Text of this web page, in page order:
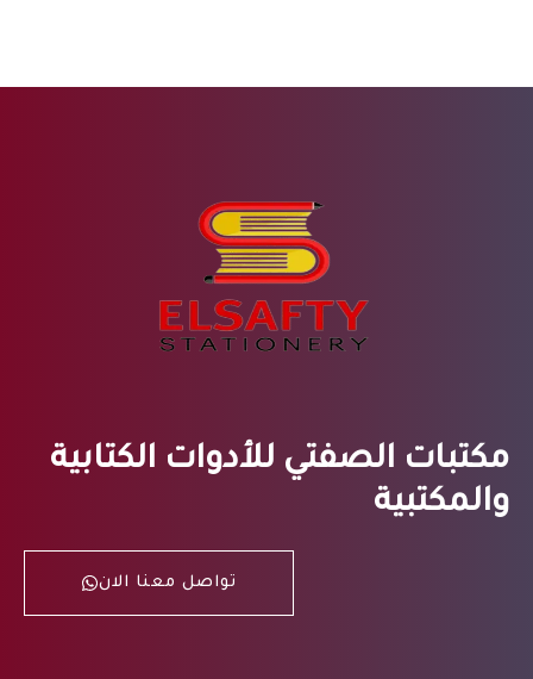
مكتبات الصفتي للأدوات الكتابية
والمكتبية
تواصل معنا الان